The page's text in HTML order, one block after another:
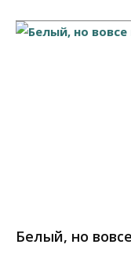
Белый, но